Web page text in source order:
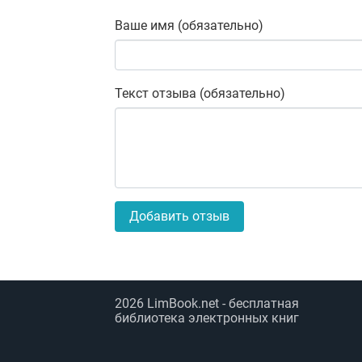
Ваше имя (обязательно)
Текст отзыва (обязательно)
Добавить отзыв
2026 LimBook.net - бесплатная
библиотека электронных книг